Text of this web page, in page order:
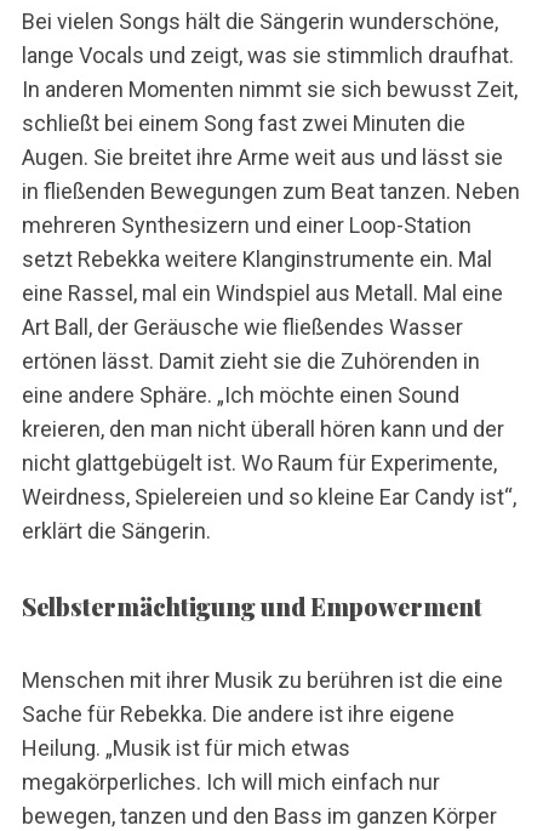
Bei vielen Songs hält die Sängerin wunderschöne,
lange Vocals und zeigt, was sie stimmlich draufhat.
In anderen Momenten nimmt sie sich bewusst Zeit,
schließt bei einem Song fast zwei Minuten die
Augen. Sie breitet ihre Arme weit aus und lässt sie
in fließenden Bewegungen zum Beat tanzen. Neben
mehreren Synthesizern und einer Loop-Station
setzt Rebekka weitere Klanginstrumente ein. Mal
eine Rassel, mal ein Windspiel aus Metall. Mal eine
Art Ball, der Geräusche wie fließendes Wasser
ertönen lässt. Damit zieht sie die Zuhörenden in
eine andere Sphäre. „Ich möchte einen Sound
kreieren, den man nicht überall hören kann und der
nicht glattgebügelt ist. Wo Raum für Experimente,
Weirdness, Spielereien und so kleine Ear Candy ist“,
erklärt die Sängerin.
Selbstermächtigung und Empowerment
Menschen mit ihrer Musik zu berühren ist die eine
Sache für Rebekka. Die andere ist ihre eigene
Heilung. „Musik ist für mich etwas
megakörperliches. Ich will mich einfach nur
bewegen, tanzen und den Bass im ganzen Körper